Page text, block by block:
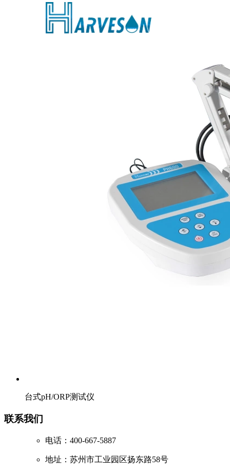
台式pH/ORP测试仪
联系我们
电话：400-667-5887
地址：苏州市工业园区扬东路58号